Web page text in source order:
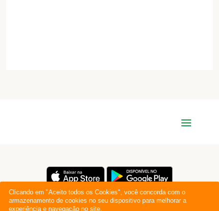
Clicando em "Aceito todos os Cookies", você concorda com o
armazenamento de cookies no seu dispositivo para melhorar a
experiência e navegação no site.